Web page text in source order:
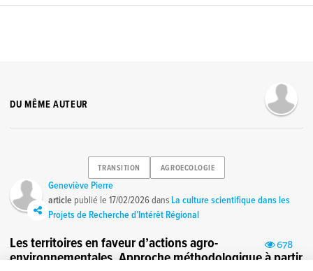
DU MÊME AUTEUR
TRANSITION AGROECOLOGIE
Geneviève Pierre
article publié le17/02/2026dansLa culture scientifique dans les
Projets de Recherche d’Intérêt Régional
678
Les territoires en faveur d’actions agro-
environnementales. Approche méthodologique à partir